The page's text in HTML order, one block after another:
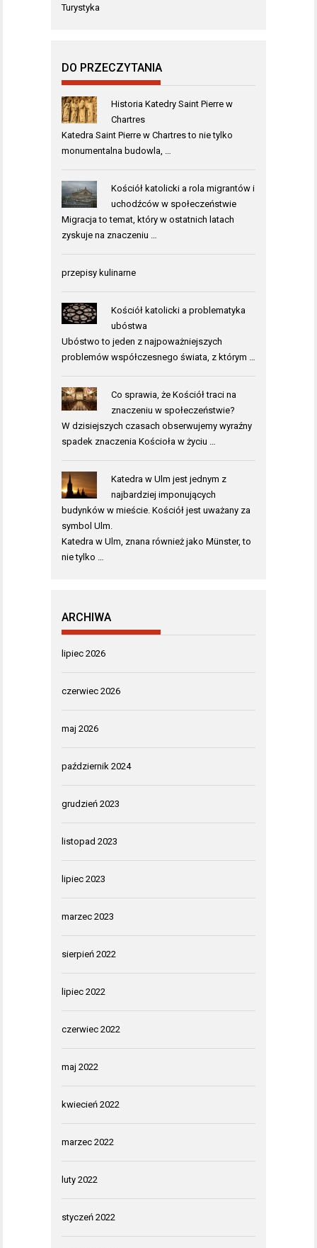
Turystyka
DO PRZECZYTANIA
Historia Katedry Saint Pierre w
Chartres
Katedra Saint Pierre w Chartres to nie tylko
monumentalna budowla, …
Kościół katolicki a rola migrantów i
uchodźców w społeczeństwie
Migracja to temat, który w ostatnich latach
zyskuje na znaczeniu …
przepisy kulinarne
Kościół katolicki a problematyka
ubóstwa
Ubóstwo to jeden z najpoważniejszych
problemów współczesnego świata, z którym …
Co sprawia, że Kościół traci na
znaczeniu w społeczeństwie?
W dzisiejszych czasach obserwujemy wyraźny
spadek znaczenia Kościoła w życiu …
Katedra w Ulm jest jednym z
najbardziej imponujących
budynków w mieście. Kościół jest uważany za
symbol Ulm.
Katedra w Ulm, znana również jako Münster, to
nie tylko …
ARCHIWA
lipiec 2026
czerwiec 2026
maj 2026
październik 2024
grudzień 2023
listopad 2023
lipiec 2023
marzec 2023
sierpień 2022
lipiec 2022
czerwiec 2022
maj 2022
kwiecień 2022
marzec 2022
luty 2022
styczeń 2022